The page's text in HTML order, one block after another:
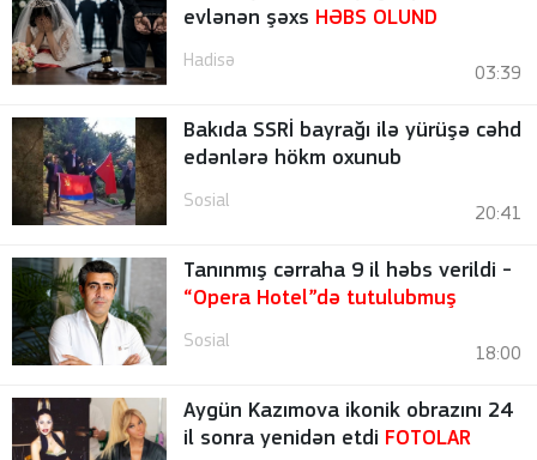
evlənən şəxs HƏBS OLUND
Hadisə
03:39
Bakıda SSRİ bayrağı ilə yürüşə cəhd
edənlərə hökm oxunub
Sosial
20:41
Tanınmış cərraha 9 il həbs verildi -
“Opera Hotel”də tutulubmuş
Sosial
18:00
Aygün Kazımova ikonik obrazını 24
il sonra yenidən etdi FOTOLAR